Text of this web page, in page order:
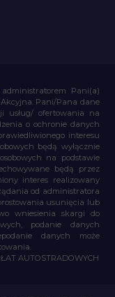
administratorem Pani(a)
Akcyjna. Pani/Pana dane
usług/ ofertowania na
o ochronie danych
interesu
będą wyłącznie
na podstawie
będą przez
interes realizowany
od administratora
usunięcia lub
wniesienia skargi do
podanie danych
danych może
AUTOSTRADOWYCH